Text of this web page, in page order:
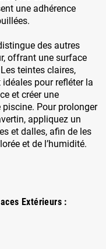
une adhérence
des autres
offrant une surface
teintes claires,
pour refléter la
et créer une
Pour prolonger
appliquez un
et dalles, afin de les
et de l’humidité.
Extérieurs :